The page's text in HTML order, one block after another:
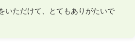
いただけて、とてもありがたいで